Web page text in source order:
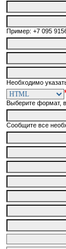
Пример: +7 095
Необходимо
Выберите формат,
Сообщите все